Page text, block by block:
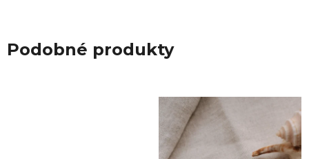
Podobné produkty